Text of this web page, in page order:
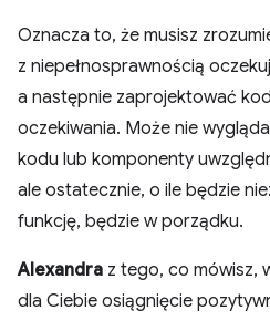
Oznacza to, że musisz
z niepełnosprawnością
a następnie zaprojektować
oczekiwania. Może nie
kodu lub komponenty
ale ostatecznie, o ile będzie
funkcję, będzie w porządku.
Alexandra z tego, co mówisz,
dla Ciebie osiągnięcie